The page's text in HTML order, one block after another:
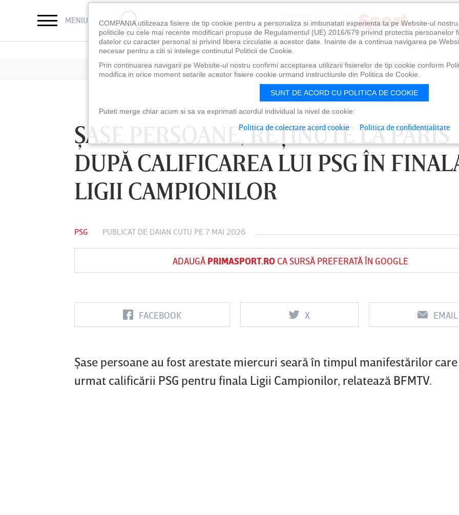
MENIU CAUTĂ
ŞASE PERSOANE, REŢINUTE LA PARIS
DUPĂ CALIFICAREA LUI PSG ÎN
LIGII CAMPIONILOR
PSG PUBLICAT DE DAIAN CUTU PE 7 MAI 2026
ADAUGĂ PRIMASPORT.ROCA SURSĂ PREFERATĂ ÎN GOOGLE
FACEBOOK X EMAIL
Şase persoane au fost arestate miercuri seară în timpul manifestărilor care
urmat calificării PSG pentru finala Ligii Campionilor, relatează BFMTV.
FC Botoşani
Vs
Corvinul
Hunedoara
Sepsi OSK Sf
Vs
FCSB UTA Arad
0
Vs
Rapid
0
COMPANIA utilizeaza fisiere de tip cookie pentru a personaliza si imbunatati experienta ta pe Website-ul
politicile cu cele mai recente modificari propuse de Regulamentul (UE) 2016/679 privind protectia persoanelor
datelor cu caracter personal si privind libera circulatie a acestor date. Inainte de a continua navigarea pe
necesar pentru a citi si intelege continutul Politicii de Cookie.
Prin continuarea navigarii pe Website-ul nostru confirmi acceptarea utilizarii fisierelor de tip cookie conform
modifica in orice moment setarile acestor fisiere cookie urmand instructiunile din Politica de Cookie.
SUNT DE ACORD CU POLITICA DE COOKIE
Puteti merge chiar acum si sa va exprimati acordul individual la nivel de cookie:
Politica de colectare acord cookie Politica de confidentialitate